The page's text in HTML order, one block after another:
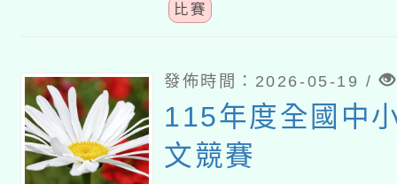
比賽
發佈時間：2026-05-19 /
115年度全國中
文競賽